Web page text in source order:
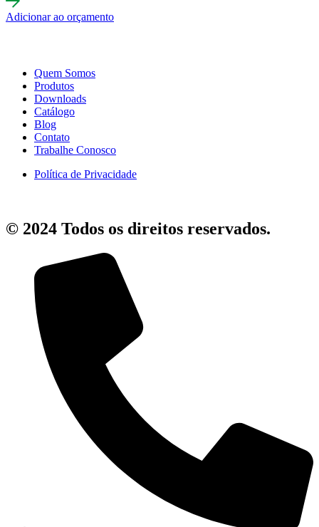
Adicionar ao orçamento
Quem Somos
Produtos
Downloads
Catálogo
Blog
Contato
Trabalhe Conosco
Política de Privacidade
© 2024 Todos os direitos reservados.